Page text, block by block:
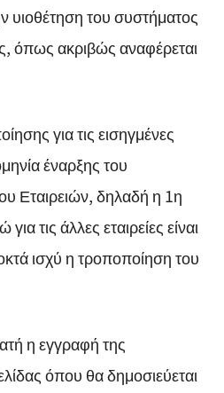
υιοθέτηση του συστήματος
όπως ακριβώς αναφέρεται
για τις εισηγμένες
έναρξης του
Εταιρειών, δηλαδή η 1η
τις άλλες εταιρείες είναι
ισχύ η τροποποίηση του
η εγγραφή της
όπου θα δημοσιεύεται